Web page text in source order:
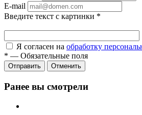
E-mail
Введите текст с картинки *
Я согласен на обработку
* — Обязательные поля
Отправить Отменить
Ранее вы смотрели